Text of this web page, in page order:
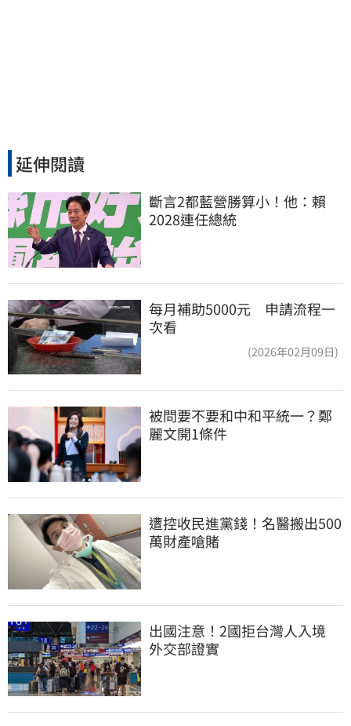
延伸閱讀
斷言2都藍營勝算小！他：賴
2028連任總統
每月補助5000元 申請流程一
次看
(2026年02月09日)
被問要不要和中和平統一？鄭
麗文開1條件
遭控收民進黨錢！名醫搬出500
萬財產嗆賭
出國注意！2國拒台灣人入境
外交部證實